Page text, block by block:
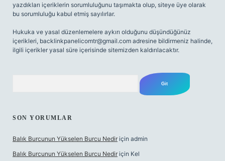
yazdıkları içeriklerin sorumluluğunu taşımakta olup, siteye üye olarak
bu sorumluluğu kabul etmiş sayılırlar.
Hukuka ve yasal düzenlemelere aykırı olduğunu düşündüğünüz
içerikleri, backlinkpanelicomtr@gmail.com adresine bildirmeniz halinde,
ilgili içerikler yasal süre içerisinde sitemizden kaldırılacaktır.
SON YORUMLAR
Balık Burcunun Yükselen Burcu Nedir için admin
Balık Burcunun Yükselen Burcu Nedir için Kel